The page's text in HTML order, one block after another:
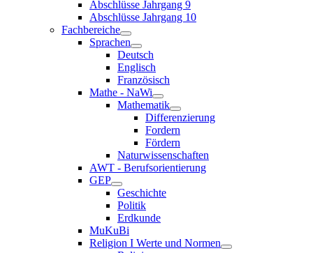
Abschlüsse Jahrgang 9
Abschlüsse Jahrgang 10
Fachbereiche
Sprachen
Deutsch
Englisch
Französisch
Mathe - NaWi
Mathematik
Differenzierung
Fordern
Fördern
Naturwissenschaften
AWT - Berufsorientierung
GEP
Geschichte
Politik
Erdkunde
MuKuBi
Religion I Werte und Normen